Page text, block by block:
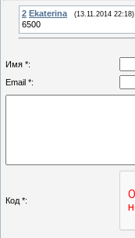
2 Ekaterina (13.11.2014 22:18)
6500
Имя *:
Email *:
Код *: